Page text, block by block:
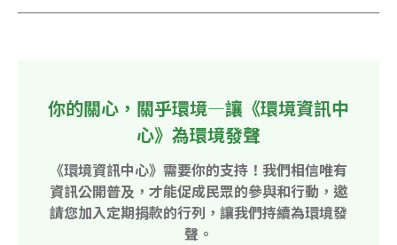
你的關心，關乎環境—讓《環境資訊中
心》為環境發聲
《環境資訊中心》需要你的支持！我們相信唯有
資訊公開普及，才能促成民眾的參與和行動，邀
請您加入定期捐款的行列，讓我們持續為環境發
聲。